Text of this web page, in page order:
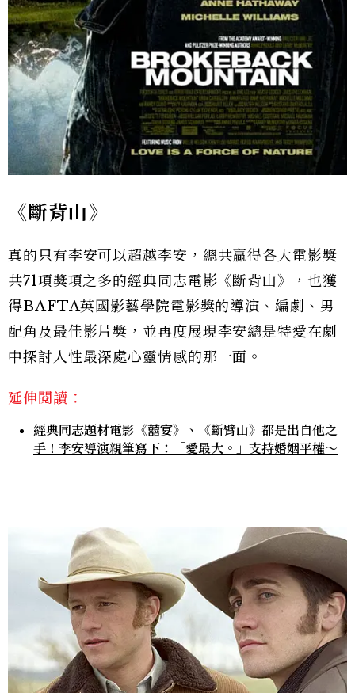
《斷背山》
真的只有李安可以超越李安，總共贏得各大電影獎
共71項獎項之多的經典同志電影《斷背山》，也獲
得BAFTA英國影藝學院電影獎的導演、編劇、男
配角及最佳影片獎，並再度展現李安總是特愛在劇
中探討人性最深處心靈情感的那一面。
延伸閱讀：
經典同志題材電影《囍宴》、《斷臂山》都是出自他之
手！李安導演親筆寫下：「愛最大。」支持婚姻平權～